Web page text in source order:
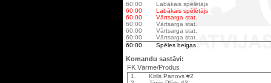
60:00
Labākais spēlētājs
60:00
Labākais spēlētājs
60:00
Vārtsarga stat.
60:00
Vārtsarga stat.
60:00
Vārtsarga stat.
60:00
Vārtsarga stat.
60:00
Spēles beigas
Komandu sastāvi:
FK Vārme/Produs
1.
Kirils Panovs #2